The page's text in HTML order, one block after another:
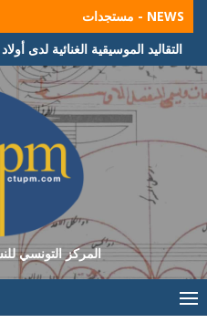
Skip
content
NEWS - مستجدات
المركز التونسي